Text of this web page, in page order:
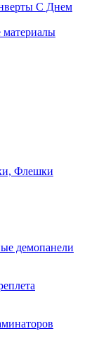
С Днем
материалы
Флешки
демопанели